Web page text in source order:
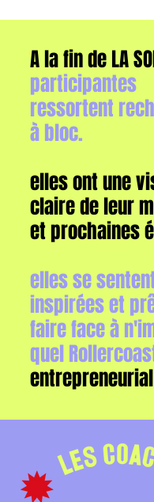
A la fin de LA
participantes
ressortent
à bloc.
elles ont une
claire de leur
et prochaines
elles se
inspirées et
faire face à
quel